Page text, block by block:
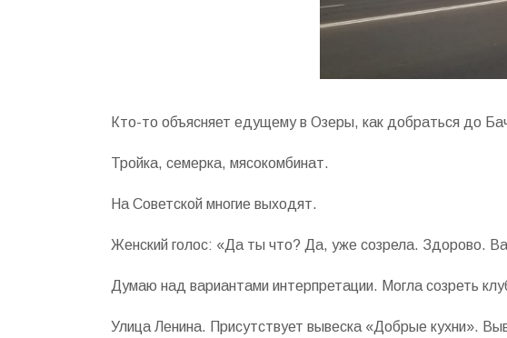
Кто-то объясняет едущему в Озеры, как добраться до
Тройка, семерка, мясокомбинат.
На Советской многие выходят.
Женский голос: «Да ты что? Да, уже созрела. Здорово.
Думаю над вариантами интерпретации. Могла созреть
Улица Ленина. Присутствует вывеска «Добрые кухни».